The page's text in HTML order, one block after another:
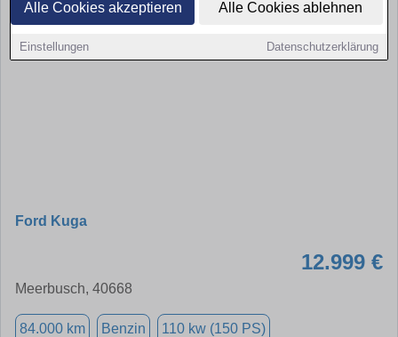
Alle Cookies akzeptieren Alle Cookies ablehnen
Einstellungen Datenschutzerklärung
Ford Kuga
12.999 €
Meerbusch, 40668
84.000 km Benzin 110 kw (150 PS)